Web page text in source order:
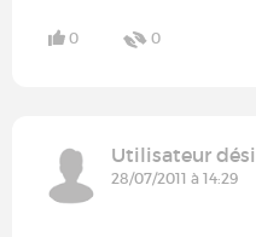
0 0
Utilisateur
28/07/2011 à 14:29